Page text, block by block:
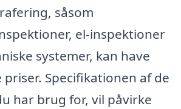
såsom
el-inspektioner
systemer, kan have
Specifikationen af de
har brug for, vil påvirke